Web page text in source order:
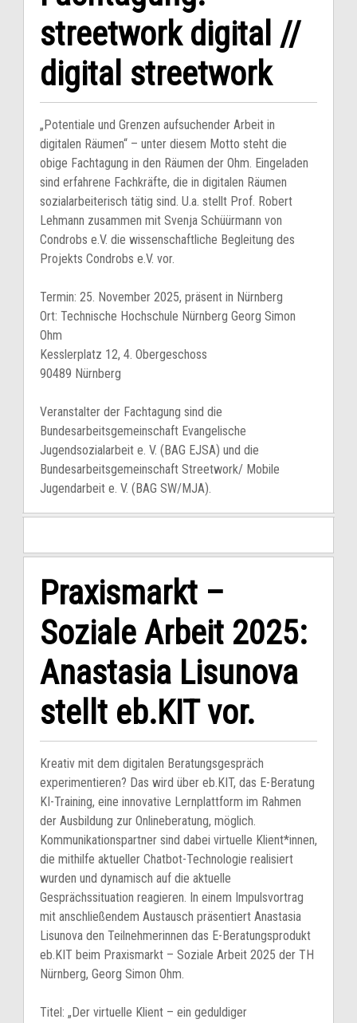
streetwork digital //
digital streetwork
„Potentiale und Grenzen aufsuchender Arbeit in
digitalen Räumen“ – unter diesem Motto steht die
obige Fachtagung in den Räumen der Ohm. Eingeladen
sind erfahrene Fachkräfte, die in digitalen Räumen
sozialarbeiterisch tätig sind. U.a. stellt Prof. Robert
Lehmann zusammen mit Svenja Schüürmann von
Condrobs e.V. die wissenschaftliche Begleitung des
Projekts Condrobs e.V. vor.
Termin: 25. November 2025, präsent in Nürnberg
Ort: Technische Hochschule Nürnberg Georg Simon
Ohm
Kesslerplatz 12, 4. Obergeschoss
90489 Nürnberg
Veranstalter der Fachtagung sind die
Bundesarbeitsgemeinschaft Evangelische
Jugendsozialarbeit e. V. (BAG EJSA) und die
Bundesarbeitsgemeinschaft Streetwork/ Mobile
Jugendarbeit e. V. (BAG SW/MJA).
Praxismarkt –
Soziale Arbeit 2025:
Anastasia Lisunova
stellt eb.KIT vor.
Kreativ mit dem digitalen Beratungsgespräch
experimentieren? Das wird über eb.KIT, das E-Beratung
KI-Training, eine innovative Lernplattform im Rahmen
der Ausbildung zur Onlineberatung, möglich.
Kommunikationspartner sind dabei virtuelle Klient*innen,
die mithilfe aktueller Chatbot-Technologie realisiert
wurden und dynamisch auf die aktuelle
Gesprächssituation reagieren. In einem Impulsvortrag
mit anschließendem Austausch präsentiert Anastasia
Lisunova den Teilnehmerinnen das E-Beratungsprodukt
eb.KIT beim Praxismarkt – Soziale Arbeit 2025 der TH
Nürnberg, Georg Simon Ohm.
Titel: „Der virtuelle Klient – ein geduldiger